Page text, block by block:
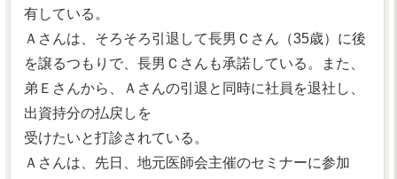
有している。
Ａさんは、そろそろ引退して長男Ｃさん（35歳）に後
を譲るつもりで、長男Ｃさんも承諾している。また、
弟Ｅさんから、Ａさんの引退と同時に社員を退社し、
出資持分の払戻しを
受けたいと打診されている。
Ａさんは、先日、地元医師会主催のセミナーに参加